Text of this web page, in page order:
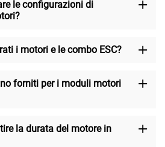
le configurazioni di
i motori e le combo ESC?
forniti per i moduli motori
la durata del motore in